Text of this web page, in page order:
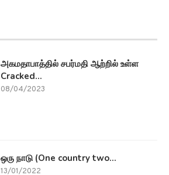
அகமதாபாத்தில் சபர்மதி ஆற்றில் உள்ள
Cracked...
08/04/2023
ஒரு நாடு (One country two...
13/01/2022